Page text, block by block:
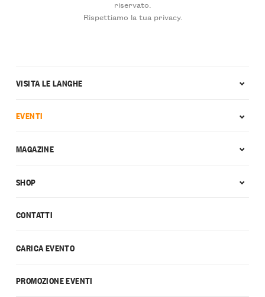
riservato.
Rispettiamo la tua privacy.
CONTATTI
CARICA EVENTO
PROMOZIONE EVENTI
VISITA LE LANGHE
EVENTI
MAGAZINE
SHOP